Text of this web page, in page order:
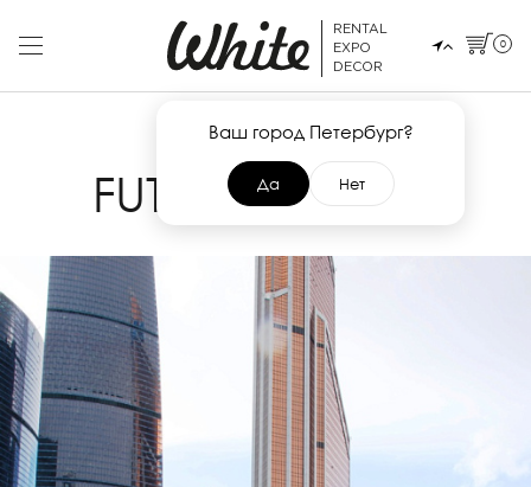
RENTAL
EXPO
DECOR
Ваш город Петербург?
Да Нет
0
23 АВГУСТА 2017
FUTURE IN TECH